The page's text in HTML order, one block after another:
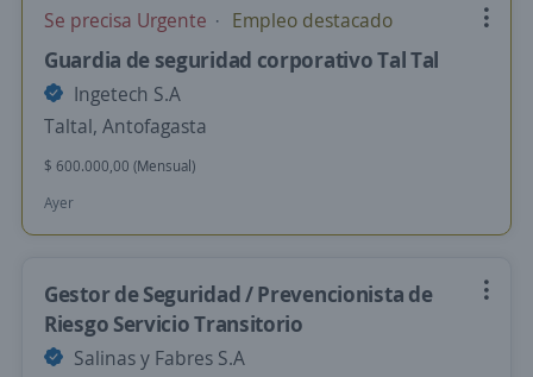
Se precisa Urgente Empleo destacado
Guardia de seguridad corporativo Tal Tal
Ingetech S.A
Taltal, Antofagasta
$ 600.000,00 (Mensual)
Ayer
Gestor de Seguridad / Prevencionista de
Riesgo Servicio Transitorio
Salinas y Fabres S.A